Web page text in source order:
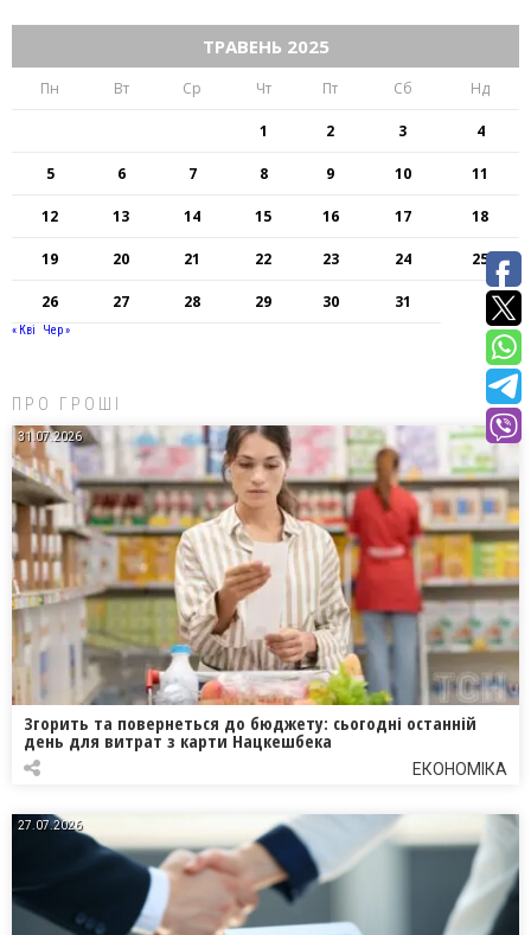
ТРАВЕНЬ 2025
Пн Вт Ср Чт Пт Сб Нд
1 2 3 4
5 6 7 8 9 10 11
12 13 14 15 16 17 18
19 20 21 22 23 24 25
26 27 28 29 30 31
« Кві Чер »
ПРО ГРОШІ
31.07.2026
Згорить та повернеться до бюджету: сьогодні останній
день для витрат з карти Нацкешбека
ЕКОНОМІКА
27.07.2026